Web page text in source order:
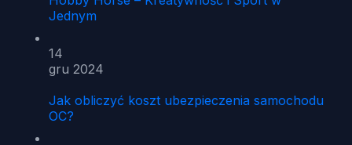
Jednym
14
gru 2024
Jak obliczyć koszt ubezpieczenia samochodu
OC?